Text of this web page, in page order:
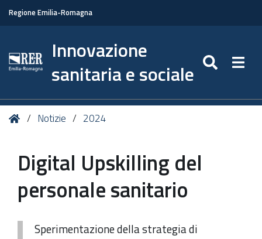
Regione Emilia-Romagna
Innovazione
sanitaria e sociale
Tu HomeNotizie 2024
Digital Upskilling del
personale sanitario
Sperimentazione della strategia di